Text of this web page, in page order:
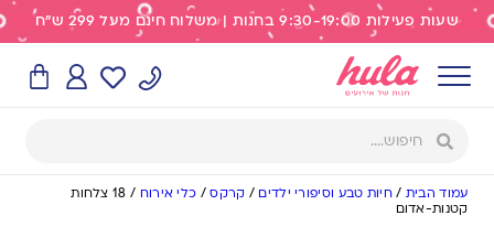
שעות פעילות 9:30-19:00 בחנות | משלוח חינם מעל 299 ש"ח
עמוד הבית /חיות טבע וסיפורי ילדים / קרקס/ כלי אירוח /
18 צלחות
קטנות-אדום